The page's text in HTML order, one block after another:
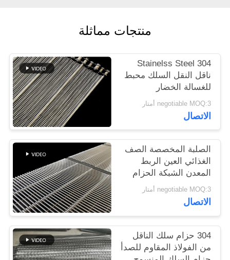
PRIVACY
POLICY
منتجات مماثلة
304 Stainelss Steel
ناقل النقل السلك محبط
للغسالة الخضار
negotiable MOQ:3 أمتار
الاتصال
الصلبة المخصصة الصف
الغذائي العين الربط
المعدن الشبكة الحزام
الناقل
negotiable MOQ:3 أمتار
الاتصال
304 حزام سلك الناقل
من الفولاذ المقاوم للصدأ